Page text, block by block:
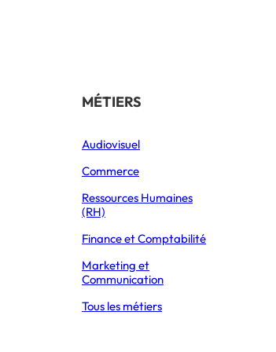
THÉMATIQUES
Orientation
Vie étudiante
Formations
Partir à l’étranger
MÉTIERS
Audiovisuel
Commerce
Ressources Humaines
(RH)
Finance et Comptabilité
Marketing et
Communication
Tous les métiers